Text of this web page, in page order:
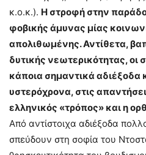
κ.ο.κ.). Η στροφή στην
φοβικής άμυνας μίας
απολιθωμένης. Αντίθετα,
δυτικής νεωτερικότητας, οι
κάποια σημαντικά αδιέξοδα
υστερόχρονα, στις
ελληνικός «τρόπος» και η
Από αντίστοιχα αδιέξοδα
σπεύδουν στη σοφία του